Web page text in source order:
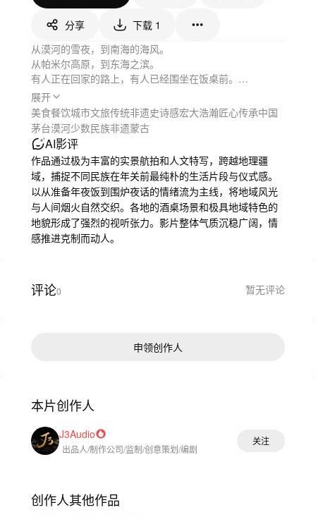
分享 下载 1
从漠河的雪夜，到南海的海风。
从帕米尔高原，到东海之滨。
有人正在回家的路上，有人已经围坐在饭桌前。
拍摄这支作品的时候，我们去了很多地方。
见过不同的风景，也见过不同的人。
可后来发现，无论相隔万里，
大家等待的都是同一个时刻。
一盏灯亮起。
一家人坐在一起。
桌上的菜慢慢热起来。
窗外是山河万里。
屋里是人间团圆。
中国很大。
但年，总会把所有人带回同一个方向。
展开
美食餐饮城市文旅传统非遗史诗感宏大浩瀚匠心传承中国
茅台漠河少数民族非遗蒙古
AI影评
作品通过极为丰富的实景航拍和人文特写，跨越地理疆
域，捕捉不同民族在年关前最纯朴的生活片段与仪式感。
以从准备年夜饭到围炉夜话的情绪流为主线，将地域风光
与人间烟火自然交织。各地的酒桌场景和极具地域特色的
地貌形成了强烈的视听张力。影片整体气质沉稳广阔，情
感推进克制而动人。
评论0 暂无评论
申领创作人
本片创作人
J3Audio
出品人/制作公司/监制/创意策划/编剧
关注
创作人其他作品